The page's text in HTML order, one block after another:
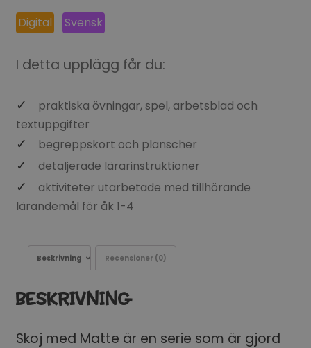
priset
var:
652 SEK.
är:
Digital Svensk
I detta upplägg får du:
praktiska övningar, spel, arbetsblad och
textuppgifter
begreppskort och planscher
detaljerade lärarinstruktioner
aktiviteter utarbetade med tillhörande
lärandemål för åk 1-4
Beskrivning Recensioner (0)
BESKRIVNING
Skoj med Matte är en serie som är gjord